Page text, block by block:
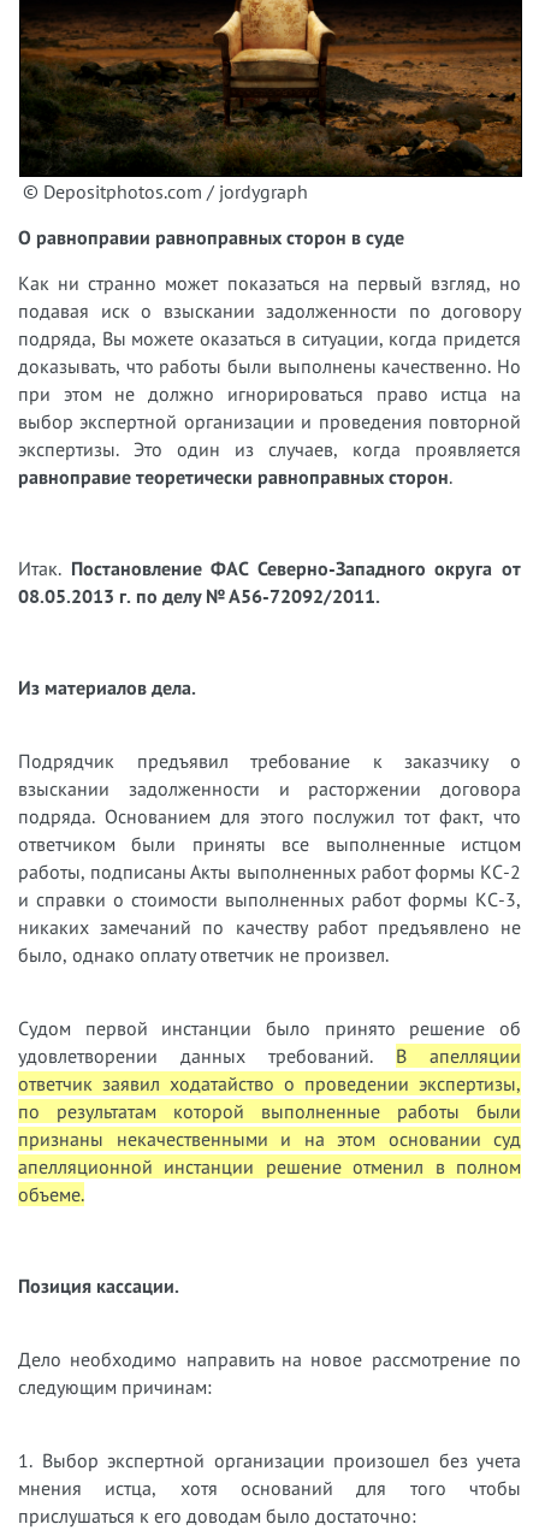
© Depositphotos.com / jordygraph
О равноправии равноправных сторон в суде
Как ни странно может показаться на первый взгляд, но
подавая иск о взыскании задолженности по договору
подряда, Вы можете оказаться в ситуации, когда придется
доказывать, что работы были выполнены качественно. Но
при этом не должно игнорироваться право истца на
выбор экспертной организации и проведения повторной
экспертизы. Это один из случаев, когда проявляется
равноправие теоретически равноправных сторон.
Итак. Постановление ФАС Северно-Западного округа от
08.05.2013 г. по делу № А56-72092/2011.
Из материалов дела.
Подрядчик предъявил требование к заказчику о
взыскании задолженности и расторжении договора
подряда. Основанием для этого послужил тот факт, что
ответчиком были приняты все выполненные истцом
работы, подписаны Акты выполненных работ формы КС-2
и справки о стоимости выполненных работ формы КС-3,
никаких замечаний по качеству работ предъявлено не
было, однако оплату ответчик не произвел.
Судом первой инстанции было принято решение об
удовлетворении данных требований. В апелляции
ответчик заявил ходатайство о проведении экспертизы,
по результатам которой выполненные работы были
признаны некачественными и на этом основании суд
апелляционной инстанции решение отменил в полном
объеме.
Позиция кассации.
Дело необходимо направить на новое рассмотрение по
следующим причинам:
1. Выбор экспертной организации произошел без учета
мнения истца, хотя оснований для того чтобы
прислушаться к его доводам было достаточно: